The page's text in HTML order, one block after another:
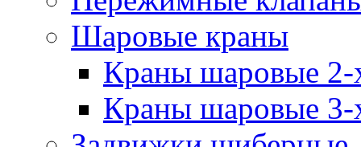
Шаровые краны
Краны шаровые 2-
Краны шаровые 3-